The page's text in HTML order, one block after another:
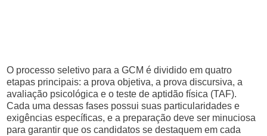
O processo seletivo para a GCM é dividido em quatro
etapas principais: a prova objetiva, a prova discursiva, a
avaliação psicológica e o teste de aptidão física (TAF).
Cada uma dessas fases possui suas particularidades e
exigências específicas, e a preparação deve ser minuciosa
para garantir que os candidatos se destaquem em cada